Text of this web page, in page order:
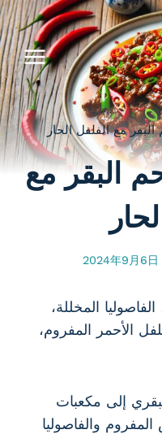
مع الفلفل الحار
البقر مع
2024年9月6日
المخللة،
الأحمر المفروم،
إلى مكعبات
والفاصوليا